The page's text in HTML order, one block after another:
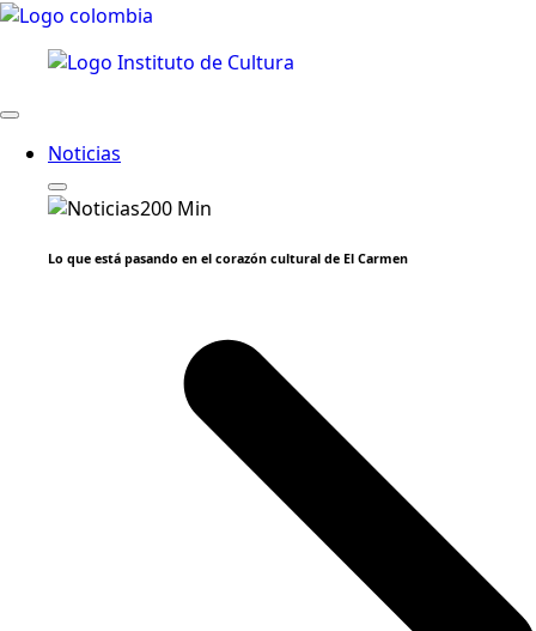
Noticias
Lo que está pasando en el corazón cultural de El Carmen